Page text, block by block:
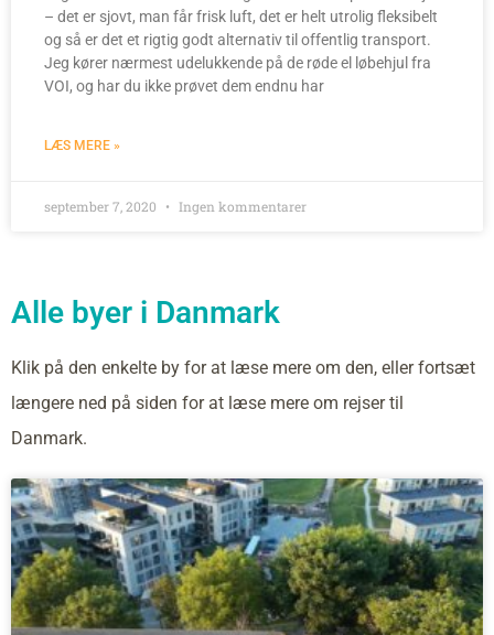
– det er sjovt, man får frisk luft, det er helt utrolig fleksibelt
og så er det et rigtig godt alternativ til offentlig transport.
Jeg kører nærmest udelukkende på de røde el løbehjul fra
VOI, og har du ikke prøvet dem endnu har
LÆS MERE »
september 7, 2020 Ingen kommentarer
Alle byer i Danmark
Klik på den enkelte by for at læse mere om den, eller fortsæt
længere ned på siden for at læse mere om rejser til
Danmark.